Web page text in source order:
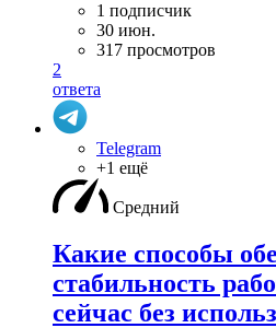
1 подписчик
30 июн.
317 просмотров
2
ответа
Telegram
+1 ещё
Средний
Какие способы
стабильность
сейчас без